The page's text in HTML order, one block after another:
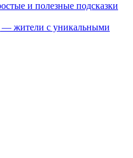
и полезные подсказки
— жители с уникальными